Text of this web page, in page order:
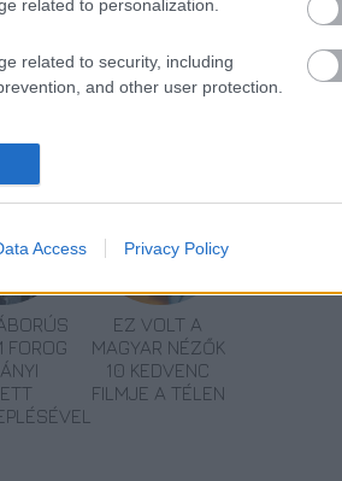
related to personalization.
related to security, including
and other user protection.
Access Privacy Policy
FOROG
EZ VOLT A
MAGYAR NÉZŐK
10 KEDVENC
FILMJE A TÉLEN